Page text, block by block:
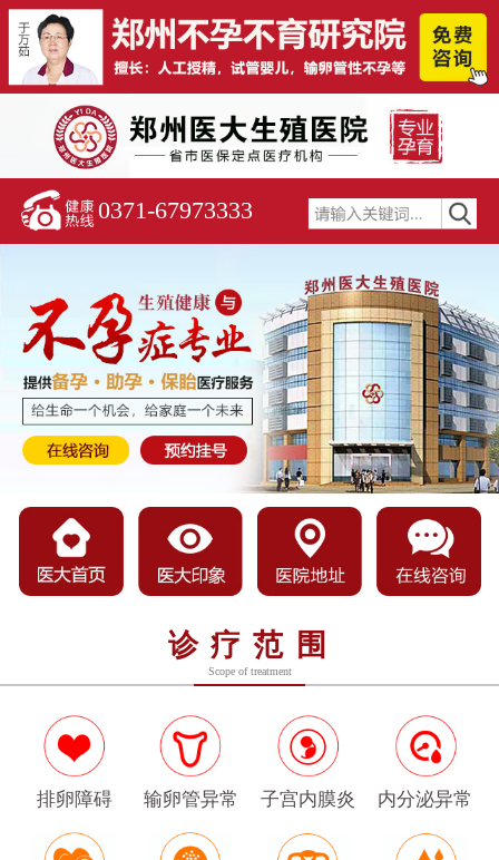
0371-67973333
诊疗范围
Scope of treatment
排卵障碍 输卵管异常 子宫内膜炎 内分泌异常